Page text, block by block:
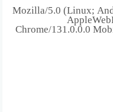
216.73.216.192 Mozilla/5.0
Chrome/131.0.0.0